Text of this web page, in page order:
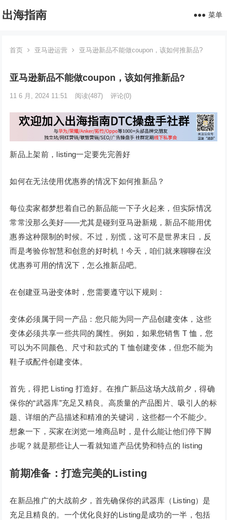
出海指南 菜单
首页 亚马逊运营 亚马逊新品不能做coupon，该如何推新品?
亚马逊新品不能做coupon，该如何推新品?
11 6 月, 2024 11:51 阅读(487) 评论(0)
新品上架前，listing一定要先完善好
如何在无法使用优惠券的情况下如何推新品？
每位卖家都梦想着自己的新品能一下子火起来，但实际情况
常常没那么美好——尤其是碰到亚马逊新规，新品不能用优
惠券这种限制的时候。不过，别慌，这可不是世界末日，反
而是考验你智慧和创意的好时机！今天，咱们就来聊聊在没
优惠券可用的情况下，怎么推新品吧。
在创建亚马逊变体时，您需要遵守以下规则：
变体必须属于同一产品：您只能为同一产品创建变体，这些
变体必须共享一些共同的属性。例如，如果您销售 T 恤，您
可以为不同颜色、尺寸和款式的 T 恤创建变体，但您不能为
鞋子或配件创建变体。
首先，得把 Listing 打造好。在推广新品这场大战前夕，得确
保你的“武器库”充足又精良。高质量的产品图片、吸引人的标
题、详细的产品描述和精准的关键词，这些都一个不能少。
想象一下，买家在浏览一堆商品时，是什么能让他们停下脚
步呢？就是那些让人一看就知道产品优势和特点的 listing
前期准备：打造完美的Listing
在新品推广的大战前夕，首先确保你的武器库（Listing）是
充足且精良的。一个优化良好的Listing是成功的一半，包括